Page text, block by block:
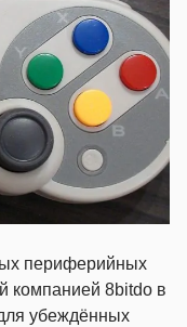
периферийных
компанией 8bitdo в
убеждённых